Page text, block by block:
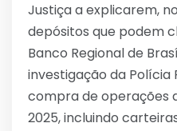
Justiça a explicarem,
depósitos que podem
Banco Regional de
investigação da
compra de operações
2025, incluindo